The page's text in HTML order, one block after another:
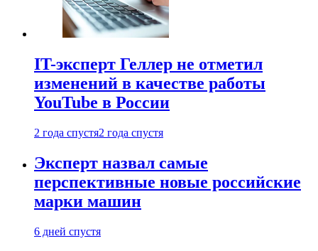
IT-эксперт Геллер не отметил
изменений в качестве работы
YouTube в России
2 года спустя2 года спустя
Эксперт назвал самые
перспективные новые российские
марки машин
6 дней спустя